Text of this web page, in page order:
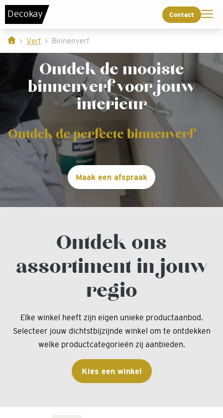
Decokay Contact
Verf Binnenverf
Ontdek de mooiste
binnenverf voor jouw
interieur
Ontdek de perfecte binnenverf
Maak een afspraak
Ontdek ons
assortiment in jouw
regio
Elke winkel heeft zijn eigen unieke productaanbod.
Selecteer jouw dichtstbijzijnde winkel om te ontdekken
welke productcategorieën zij aanbieden.
Kies een winkel